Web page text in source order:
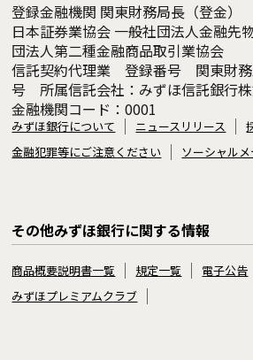
登録金融機関 関東財務局長（登金
日本証券業協会 一般社団法人金融
団法人第二種金融商品取引業協会
信託契約代理業 登録番号 関東財務
号 所属信託会社：みずほ信託銀行
金融機関コード：0001
みずほ銀行について ニュースリリース
金融犯罪等にご注意ください
ソーシャル
その他みずほ銀行に関する情報
商品概要説明書一覧 規定一覧
電子公告
みずほプレミアムクラブ